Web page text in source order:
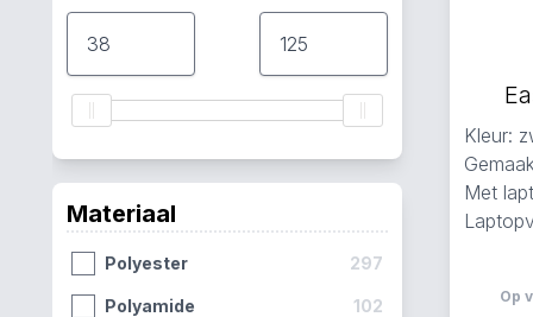
Materiaal
Polyester 297
Polyamide 102
Kleur:
Met
Op